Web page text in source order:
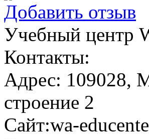
Добавить отзыв
Учебный центр
Контакты:
Адрес: 109028,
строение 2
Сайт:wa-